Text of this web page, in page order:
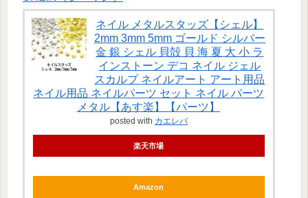
ネイル メタルスタッズ【シェル】
2mm 3mm 5mm ゴールド シルバー
金 銀 シェル 貝殻 貝 海 夏 大 小 ラ
インストーン デコ ネイル ジェル
スカルプ ネイルアート アート用品
ネイル用品 ネイルパーツ セット ネイル パーツ
メタル【あす楽】【パーツ】
posted with カエレバ
楽天市場
Amazon